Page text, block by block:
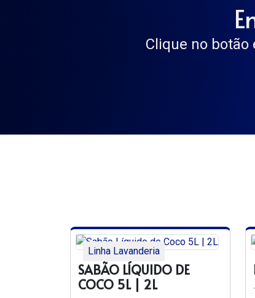
Clique no
Linha Lavanderia
SABÃO LÍQUIDO DE
COCO 5L | 2L